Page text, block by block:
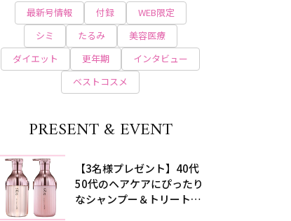
最新号情報 付録
WEB限定
シミ
たるみ
美容医療
ダイエット
更年期
インタビュー
ベストコスメ
PRESENT & EVENT
【3名様プレゼント】40代
50代のヘアケアにぴったり
なシャンプー＆トリートメ